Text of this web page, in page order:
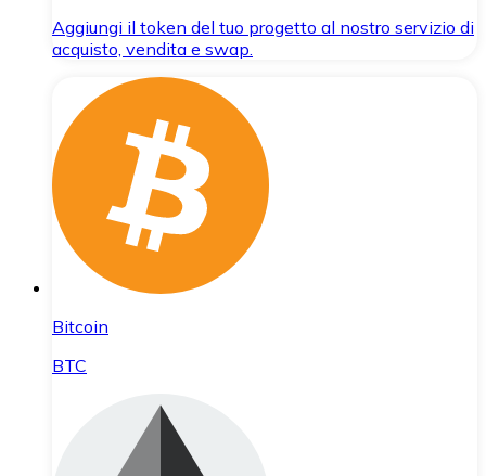
Aggiungi il token del tuo progetto al nostro servizio di
acquisto, vendita e swap.
Bitcoin
BTC